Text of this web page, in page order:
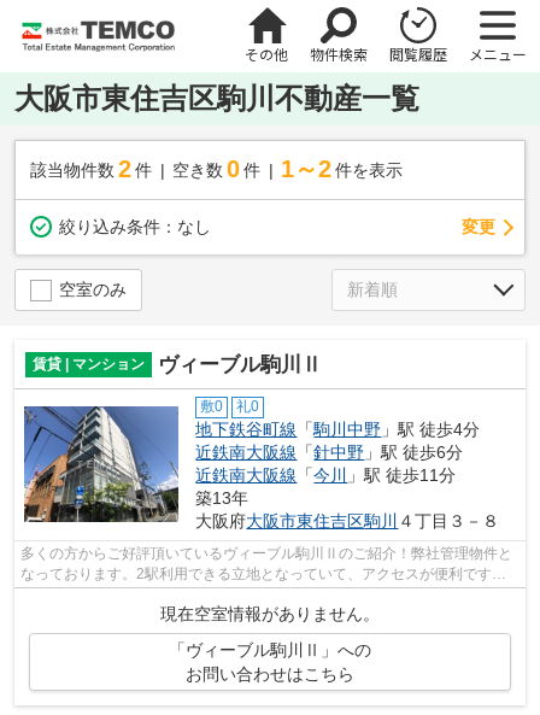
その他 物件検索 閲覧履歴 メニュー
大阪市東住吉区駒川不動産一覧
該当物件数 2件 空き数 0 件 1～2 件を表示
絞り込み条件： なし 変更
空室のみ
賃貸 | マンション ヴィーブル駒川Ⅱ
敷0 礼0
地下鉄谷町線 「駒川中野 」駅 徒歩4分
近鉄南大阪線 「針中野 」駅 徒歩6分
近鉄南大阪線 「今川
」駅 徒歩11分
築13年
大阪府大阪市東住吉区駒川 ４丁目３－８
多くの方からご好評頂いているヴィーブル駒川Ⅱのご紹介！弊社管理物件と
なっております。2駅利用できる立地となっていて、アクセスが便利です！
周辺には駅もあり、物件から4分ほど歩く...
現在空室情報がありません。
「ヴィーブル駒川Ⅱ」への
お問い合わせはこちら